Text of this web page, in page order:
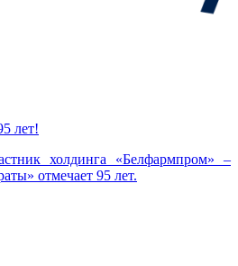
лет!
холдинга «Белфармпром» –
отмечает 95 лет.